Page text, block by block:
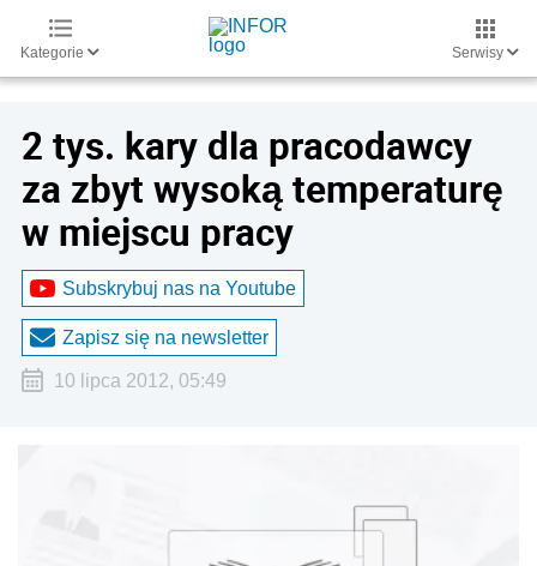
Kategorie Serwisy
2 tys. kary dla pracodawcy
za zbyt wysoką temperaturę
w miejscu pracy
Subskrybuj nas na Youtube
Zapisz się na newsletter
10 lipca 2012, 05:49